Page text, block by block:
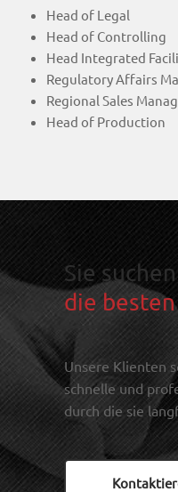
Head of Legal
Head of Controlling
Head Integrated
Regulatory Affairs
Regional Sales
Head of Production
Sie suchen
die
Unsere Klienten
schnelle und
durch die sie